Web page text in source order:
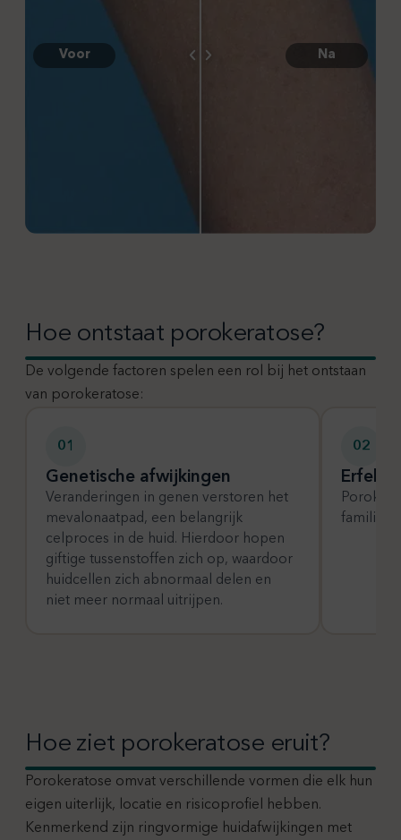
Voor Na
Hoe ontstaat porokeratose?
De volgende factoren spelen een rol bij het ontstaan
van porokeratose:
01
Genetische afwijkingen
Veranderingen in genen verstoren het
mevalonaatpad, een belangrijk
celproces in de huid. Hierdoor hopen
giftige tussenstoffen zich op, waardoor
huidcellen zich abnormaal delen en
niet meer normaal uitrijpen.
02
families.
Hoe ziet porokeratose eruit?
Porokeratose omvat verschillende vormen die elk hun
eigen uiterlijk, locatie en risicoprofiel hebben.
Kenmerkend zijn ringvormige huidafwijkingen met